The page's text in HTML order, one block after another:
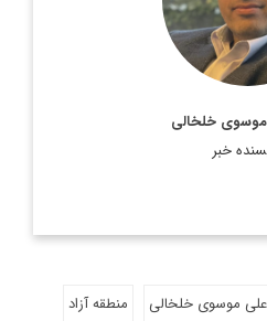
خلخالی
خبر
موسوی خلخالی
منطقه آزاد